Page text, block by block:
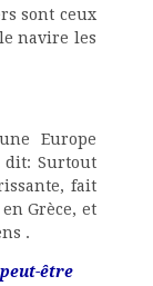
sont ceux
navire les
Europe
dit: Surtout
fait
Grèce, et
.
être